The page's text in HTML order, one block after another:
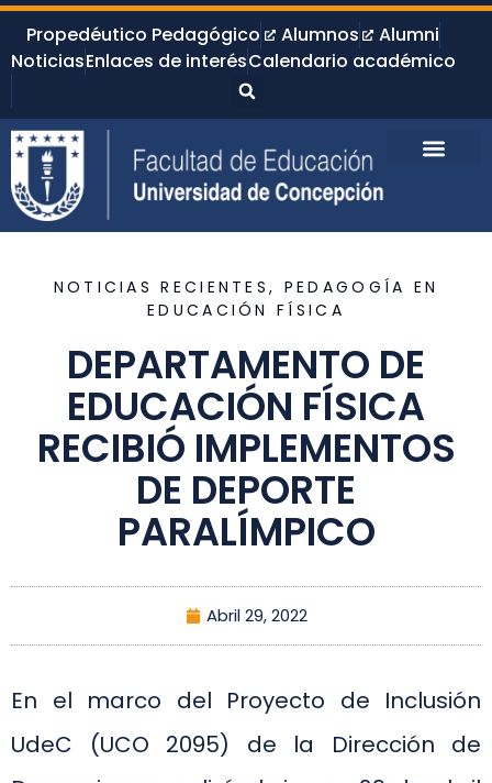
Propedéutico Pedagógico Alumnos
Alumni
NoticiasEnlaces de interésCalendario académico
NOTICIAS RECIENTES, PEDAGOGÍA EN
EDUCACIÓN FÍSICA
DEPARTAMENTO DE
EDUCACIÓN FÍSICA
RECIBIÓ IMPLEMENTOS
DE DEPORTE
PARALÍMPICO
Abril 29, 2022
En el marco del Proyecto de Inclusión
UdeC (UCO 2095) de la Dirección de